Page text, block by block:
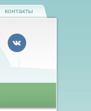
контакты